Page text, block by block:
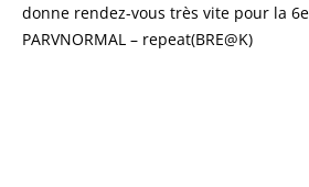
donne rendez-vous très vite pour la
PARVNORMAL – repeat(BRE@K)